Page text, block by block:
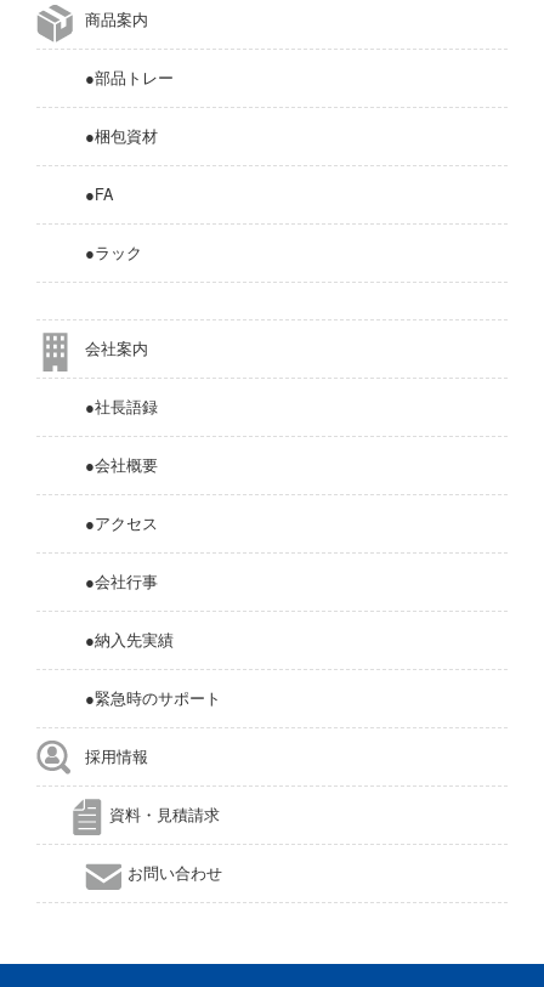
商品案内
●部品トレー
●梱包資材
●FA
●ラック
会社案内
●社長語録
●会社概要
●アクセス
●会社行事
●納入先実績
●緊急時のサポート
採用情報
資料・見積請求
お問い合わせ